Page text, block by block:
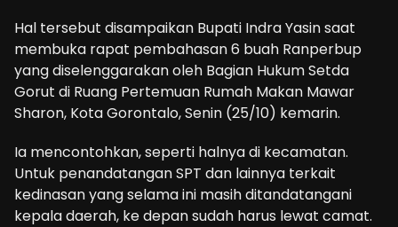
Hal tersebut disampaikan Bupati Indra Yasin saat
membuka rapat pembahasan 6 buah Ranperbup
yang diselenggarakan oleh Bagian Hukum Setda
Gorut di Ruang Pertemuan Rumah Makan Mawar
Sharon, Kota Gorontalo, Senin (25/10) kemarin.
Ia mencontohkan, seperti halnya di kecamatan.
Untuk penandatangan SPT dan lainnya terkait
kedinasan yang selama ini masih ditandatangani
kepala daerah, ke depan sudah harus lewat camat.